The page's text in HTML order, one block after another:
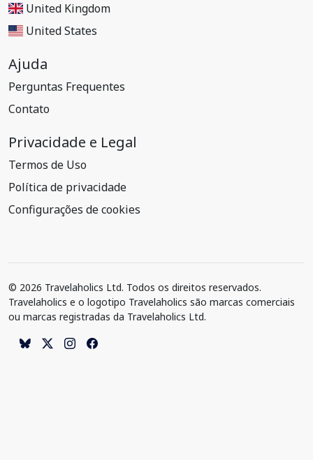
United Kingdom
United States
Ajuda
Perguntas Frequentes
Contato
Privacidade e Legal
Termos de Uso
Política de privacidade
Configurações de cookies
© 2026 Travelaholics Ltd. Todos os direitos reservados.
Travelaholics e o logotipo Travelaholics são marcas comerciais
ou marcas registradas da Travelaholics Ltd.